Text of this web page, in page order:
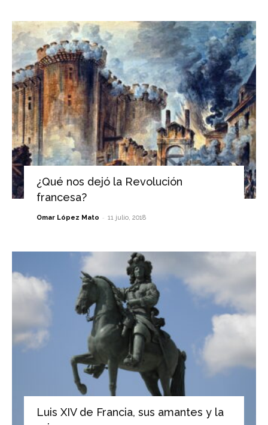
¿Qué nos dejó la Revolución
francesa?
Omar López Mato - 11 julio, 2018
Luis XIV de Francia, sus amantes y la